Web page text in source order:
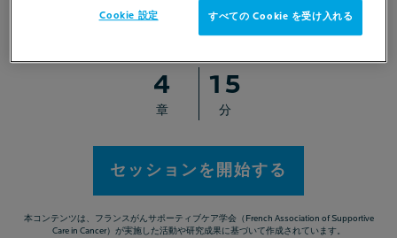
がんと治療に伴う副作用との向き合
い方
4
章
15
分
セッションを開始する
本コンテンツは、フランスがんサポーティブケア学会（French Association of Supportive
Care in Cancer）が実施した活動や研究成果に基づいて作成されています。
Cookie 設定 すべての Cookie を受け入れる